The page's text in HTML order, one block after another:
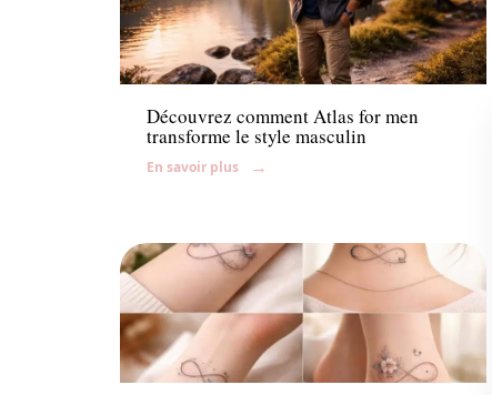
Mode
Découvrez comment Atlas for men
transforme le style masculin
En savoir plus
News